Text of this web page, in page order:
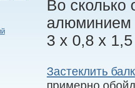
Во сколько
алюминием
3 х 0,8 х
Застеклить